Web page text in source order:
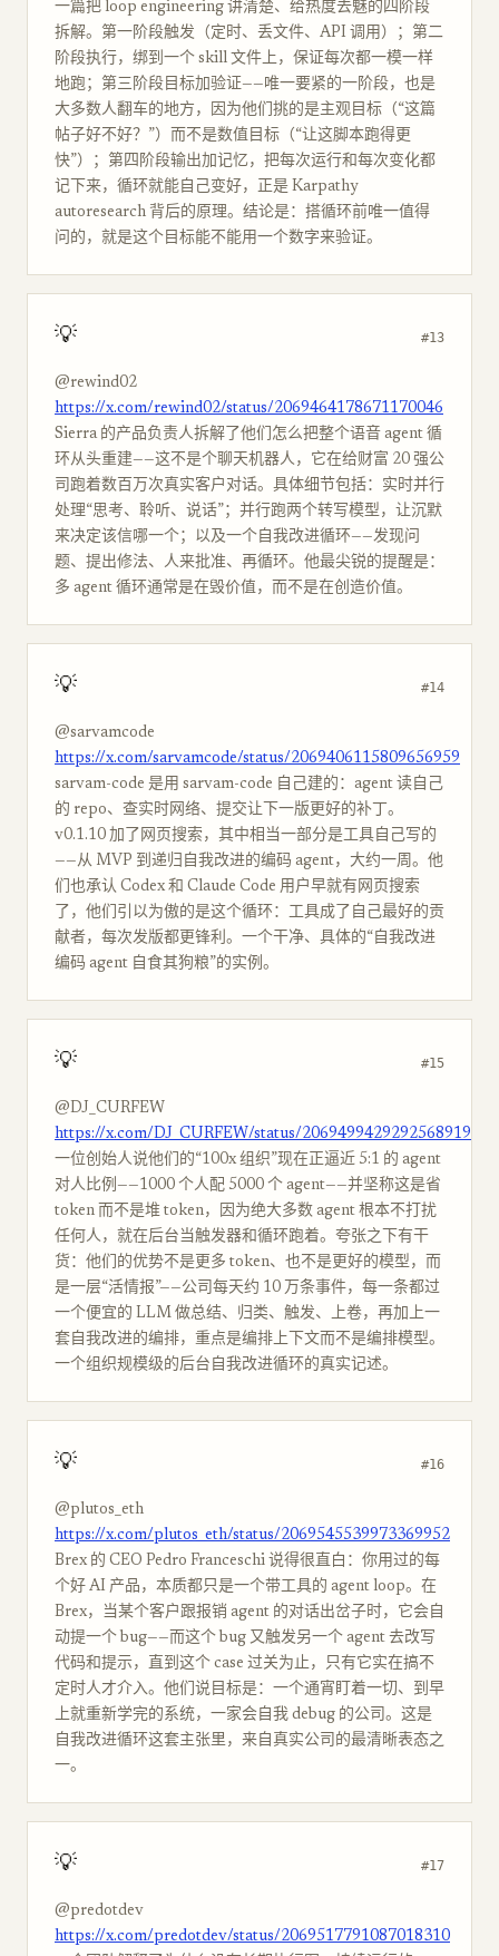
一篇把 loop engineering 讲清楚、给热度去魅的四阶段
拆解。第一阶段触发（定时、丢文件、API 调用）；第二
阶段执行，绑到一个 skill 文件上，保证每次都一模一样
地跑；第三阶段目标加验证——唯一要紧的一阶段，也是
大多数人翻车的地方，因为他们挑的是主观目标（“这篇
帖子好不好？”）而不是数值目标（“让这脚本跑得更
快”）；第四阶段输出加记忆，把每次运行和每次变化都
记下来，循环就能自己变好，正是 Karpathy
autoresearch 背后的原理。结论是：搭循环前唯一值得
问的，就是这个目标能不能用一个数字来验证。
💡 #13
@rewind02
https://x.com/rewind02/status/2069464178671170046
Sierra 的产品负责人拆解了他们怎么把整个语音 agent 循
环从头重建——这不是个聊天机器人，它在给财富 20 强公
司跑着数百万次真实客户对话。具体细节包括：实时并行
处理“思考、聆听、说话”；并行跑两个转写模型，让沉默
来决定该信哪一个；以及一个自我改进循环——发现问
题、提出修法、人来批准、再循环。他最尖锐的提醒是：
多 agent 循环通常是在毁价值，而不是在创造价值。
💡 #14
@sarvamcode
https://x.com/sarvamcode/status/2069406115809656959
sarvam-code 是用 sarvam-code 自己建的：agent 读自己
的 repo、查实时网络、提交让下一版更好的补丁。
v0.1.10 加了网页搜索，其中相当一部分是工具自己写的
——从 MVP 到递归自我改进的编码 agent，大约一周。他
们也承认 Codex 和 Claude Code 用户早就有网页搜索
了，他们引以为傲的是这个循环：工具成了自己最好的贡
献者，每次发版都更锋利。一个干净、具体的“自我改进
编码 agent 自食其狗粮”的实例。
💡 #15
@DJ_CURFEW
https://x.com/DJ_CURFEW/status/2069499429292568919
一位创始人说他们的“100x 组织”现在正逼近 5:1 的 agent
对人比例——1000 个人配 5000 个 agent——并坚称这是省
token 而不是堆 token，因为绝大多数 agent 根本不打扰
任何人，就在后台当触发器和循环跑着。夸张之下有干
货：他们的优势不是更多 token、也不是更好的模型，而
是一层“活情报”——公司每天约 10 万条事件，每一条都过
一个便宜的 LLM 做总结、归类、触发、上卷，再加上一
套自我改进的编排，重点是编排上下文而不是编排模型。
一个组织规模级的后台自我改进循环的真实记述。
💡 #16
@plutos_eth
https://x.com/plutos_eth/status/2069545539973369952
Brex 的 CEO Pedro Franceschi 说得很直白：你用过的每
个好 AI 产品，本质都只是一个带工具的 agent loop。在
Brex，当某个客户跟报销 agent 的对话出岔子时，它会自
动提一个 bug——而这个 bug 又触发另一个 agent 去改写
代码和提示，直到这个 case 过关为止，只有它实在搞不
定时人才介入。他们说目标是：一个通宵盯着一切、到早
上就重新学完的系统，一家会自我 debug 的公司。这是
自我改进循环这套主张里，来自真实公司的最清晰表态之
一。
💡 #17
@predotdev
https://x.com/predotdev/status/2069517791087018310